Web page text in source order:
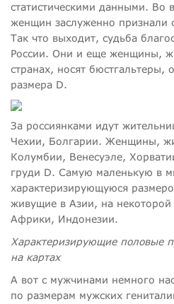
статистическими данными. Во
женщин заслуженно
Так что выходит, судьба
России. Они и еще женщины,
странах, носят
размера D.
За россиянками идут
Чехии, Болгарии. Женщины,
Колумбии, Венесуэле,
груди D. Самую маленькую в
характеризирующуюся
живущие в Азии, на
Африки, Индонезии.
Характеризирующие половые
на картах
А вот с мужчинами немного
по размерам мужских